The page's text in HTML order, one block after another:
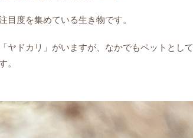
目度を集めている生き物です。
ヤドカリ」がいますが、なかでもペットとして
。